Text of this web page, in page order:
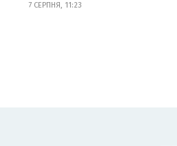
7 СЕРПНЯ, 11:23